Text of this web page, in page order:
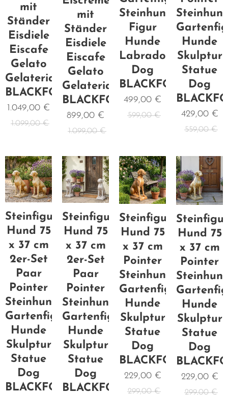
mit
Ständer
Eisdiele
Eiscafe
Gelato
Gelateria
BLACKFORM
1.049,00 €
1.099,00€
mit
Ständer
Eisdiele
Eiscafe
Gelato
Gelateria
BLACKFORM
899,00 €
1.099,00€
Steinhund
Figur
Hunde
Labrador
Dog
BLACKFORM
499,00 €
599,00€
Hunde
Skulptur
Statue
Dog
429,00€
559,00€
Steinfigur
Hund 75
x 37 cm
2er-Set
Paar
Pointer
Steinhund
Gartenfigur
Hunde
Skulptur
Statue
Dog
BLACKFORM
Steinfigur
Hund 75
x 37 cm
2er-Set
Paar
Pointer
Steinhund
Gartenfigur
Hunde
Skulptur
Statue
Dog
BLACKFORM
Steinfigur
Hund 75
x 37 cm
Pointer
Steinhund
Gartenfigur
Hunde
Skulptur
Statue
Dog
BLACKFORM
229,00€
299,00€
Steinfigur
Hund 75
x 37 cm
Pointer
Hunde
Skulptur
Statue
Dog
229,00€
299,00€